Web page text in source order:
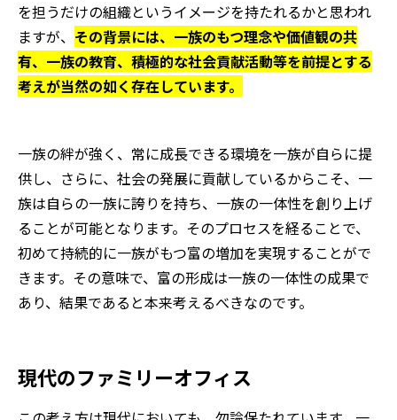
を担うだけの組織というイメージを持たれるかと思われ
ますが、 その背景には、一族のもつ理念や価値観の共
有、一族の教育、積極的な社会貢献活動等を前提とする
考えが当然の如く存在しています。
一族の絆が強く、常に成長できる環境を一族が自らに提
供し、さらに、社会の発展に貢献しているからこそ、一
族は自らの一族に誇りを持ち、一族の一体性を創り上げ
ることが可能となります。そのプロセスを経ることで、
初めて持続的に一族がもつ富の増加を実現することがで
きます。その意味で、富の形成は一族の一体性の成果で
あり、結果であると本来考えるべきなのです。
現代のファミリーオフィス